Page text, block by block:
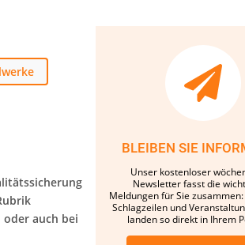
auch bei
BLEIBEN SIE
Unser kostenloser
Newsletter fasst die
Meldungen für Sie
Schlagzeilen und
landen so direkt in Ihrem